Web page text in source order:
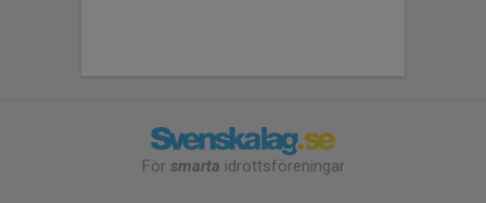
För smarta idrottsföreningar